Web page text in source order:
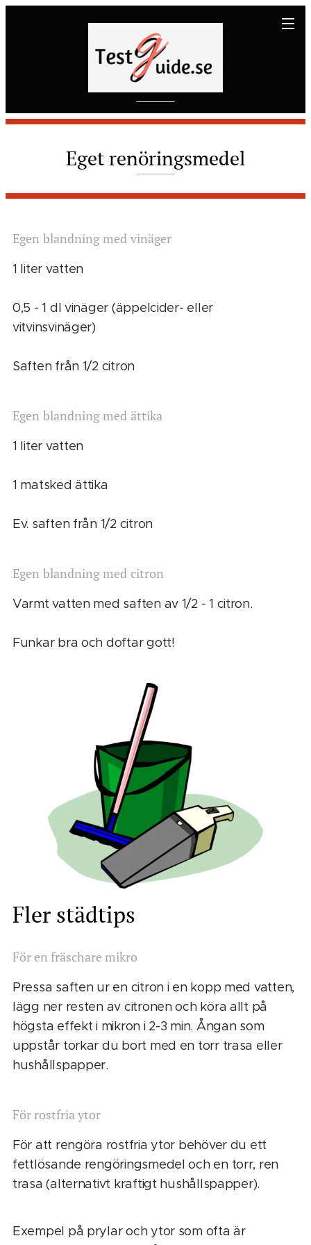
Eget renöringsmedel
Egen blandning med vinäger
1 liter vatten
0,5 - 1 dl vinäger (äppelcider- eller
vitvinsvinäger)
Saften från 1/2 citron
Egen blandning med ättika
1 liter vatten
1 matsked ättika
Ev. saften från 1/2 citron
Egen blandning med citron
Varmt vatten med saften av 1/2 - 1 citron.
Funkar bra och doftar gott!
Fler städtips
För en fräschare mikro
Pressa saften ur en citron i en kopp med vatten,
lägg ner resten av citronen och köra allt på
högsta effekt i mikron i 2-3 min. Ångan som
uppstår torkar du bort med en torr trasa eller
hushållspapper.
För rostfria ytor
För att rengöra rostfria ytor behöver du ett
fettlösande rengöringsmedel och en torr, ren
trasa (alternativt kraftigt hushållspapper).
Exempel på prylar och ytor som ofta är